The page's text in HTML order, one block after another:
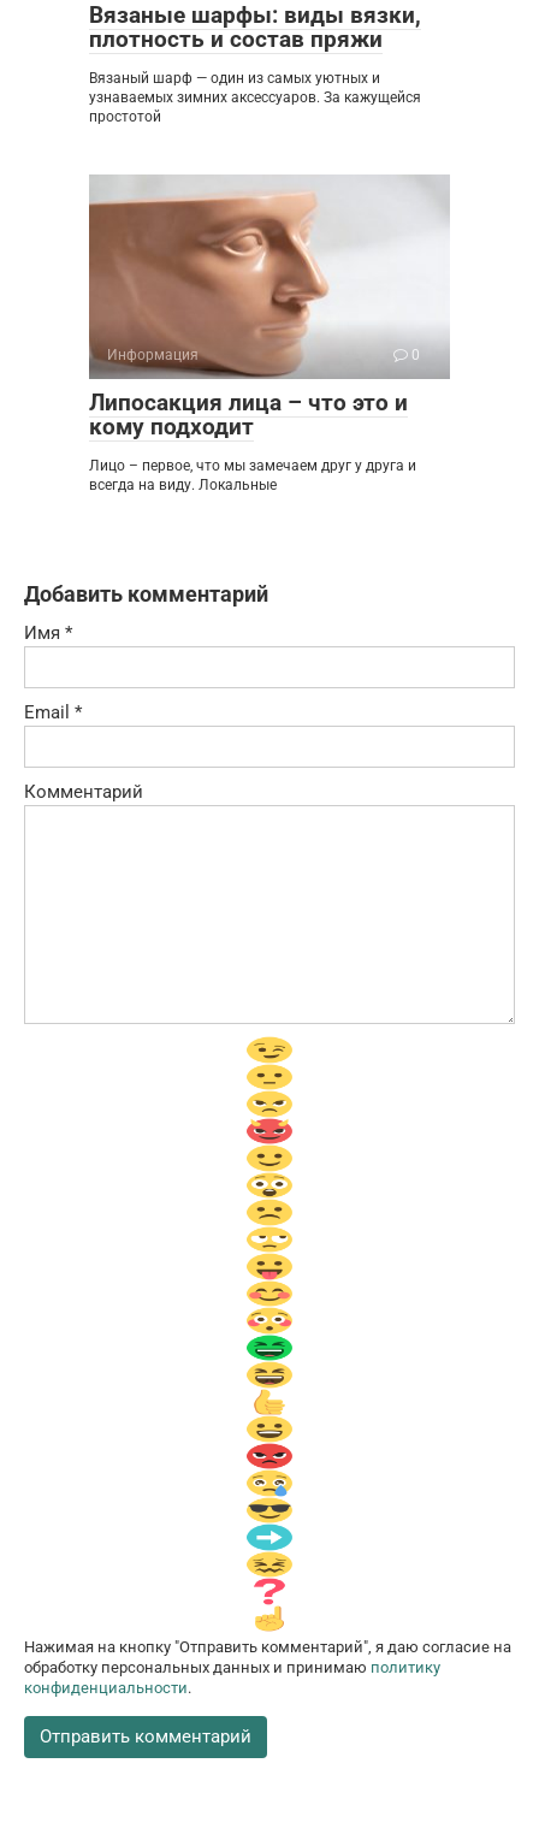
Вязаные шарфы: виды вязки,
плотность и состав пряжи
Вязаный шарф — один из самых уютных и
узнаваемых зимних аксессуаров. За кажущейся
простотой
Информация 0
Липосакция лица – что это и
кому подходит
Лицо – первое, что мы замечаем друг у друга и
всегда на виду. Локальные
Добавить комментарий
Имя *
Email *
Комментарий
Нажимая на кнопку "Отправить комментарий", я даю согласие на
обработку персональных данных и принимаю политику
конфиденциальности.